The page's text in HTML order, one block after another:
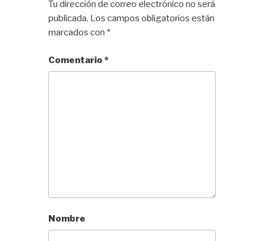
Tu dirección de correo electrónico no será
publicada. Los campos obligatorios están
marcados con *
Comentario*
Nombre